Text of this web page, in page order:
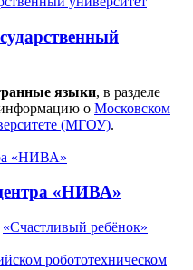
языки, в разделе
о Московском
(МГОУ).
«НИВА»
«Счастливый ребёнок»